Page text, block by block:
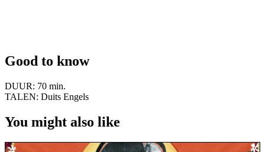
Good to know
DUUR: 70 min.
TALEN: Duits Engels
You might also like